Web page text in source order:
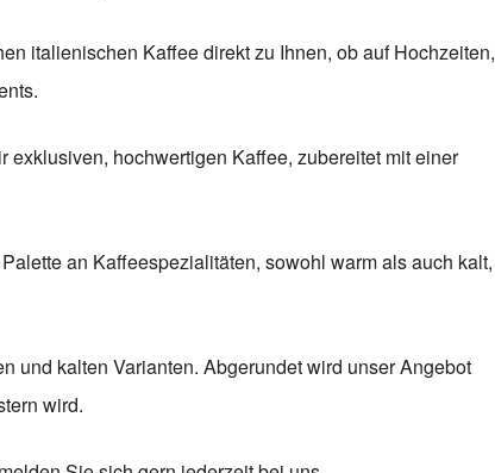
italienischen Kaffee direkt zu Ihnen, ob auf Hochzeiten,
exklusiven, hochwertigen Kaffee, zubereitet mit einer
an Kaffeespezialitäten, sowohl warm als auch kalt,
und kalten Varianten. Abgerundet wird unser Angebot
wird.